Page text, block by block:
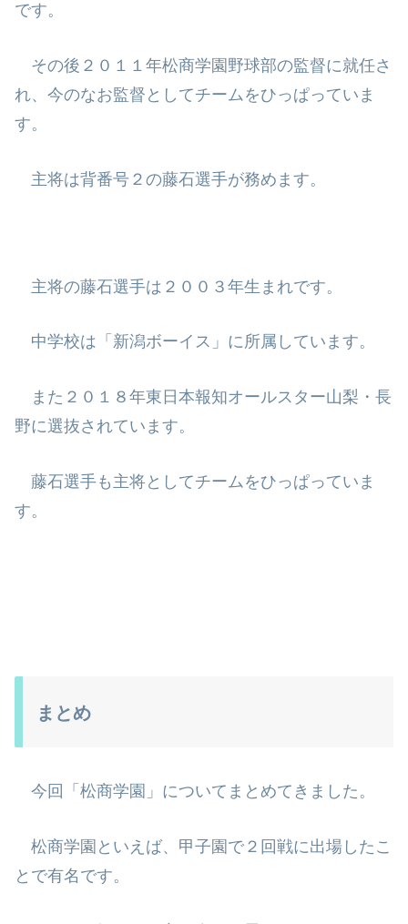
です。
その後２０１１年松商学園野球部の監督に就任さ
れ、今のなお監督としてチームをひっぱっていま
す。
主将は背番号２の藤石選手が務めます。
主将の藤石選手は２００３年生まれです。
中学校は「新潟ボーイス」に所属しています。
また２０１８年東日本報知オールスター山梨・長
野に選抜されています。
藤石選手も主将としてチームをひっぱっていま
す。
まとめ
今回「松商学園」についてまとめてきました。
松商学園といえば、甲子園で２回戦に出場したこ
とで有名です。